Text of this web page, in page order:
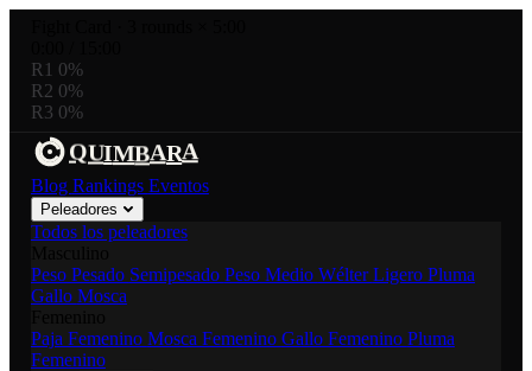
R1 0%
R2 0%
R3 0%
QUIMBARA
Blog Rankings Eventos
Peleadores
Todos los peleadores
Peso Pesado Semipesado Peso Medio WélterLigero Pluma
Gallo Mosca
Paja Femenino Mosca Femenino Gallo Femenino Pluma
Femenino